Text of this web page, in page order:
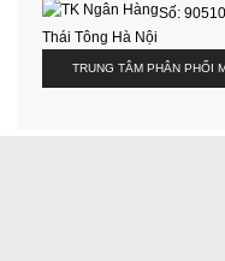
Số:
Thái Tông Hà Nội
TRUNG TÂM PHÂN PHỐI